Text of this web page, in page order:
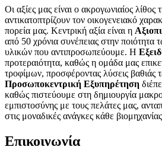
Οι αξίες μας είναι ο ακρογωνιαίος λίθος
αντικατοπτρίζουν τον οικογενειακό
πορεία μας. Κεντρική αξία είναι η
από 50 χρόνια συνέπειας στην ποιότητα
υλικών που αντιπροσωπεύουμε. Η
προτεραιότητα, καθώς η ομάδα μας
τροφίμων, προσφέροντας λύσεις βαθιάς
Προσωποκεντρική Εξυπηρέτηση
καθώς πιστεύουμε στη δημιουργία
εμπιστοσύνης με τους πελάτες μας,
στις μοναδικές ανάγκες κάθε
Επικοινωνία